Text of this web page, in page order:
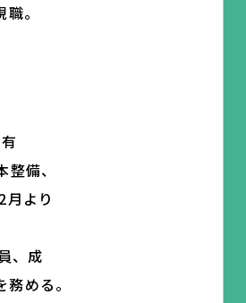
。
備、
より
、成
める。